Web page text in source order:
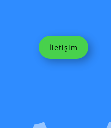
İletişim